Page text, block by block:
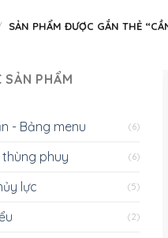
SẢN PHẨM ĐƯỢC GẮN THẺ
SẢN PHẨM
- Bảng menu (6)
phuy (6)
lực (5)
(2)